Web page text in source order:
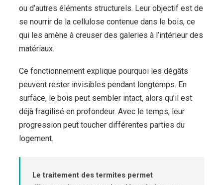
ou d’autres éléments structurels. Leur objectif est de
se nourrir de la cellulose contenue dans le bois, ce
qui les amène à creuser des galeries à l’intérieur des
matériaux.
Ce fonctionnement explique pourquoi les dégâts
peuvent rester invisibles pendant longtemps. En
surface, le bois peut sembler intact, alors qu’il est
déjà fragilisé en profondeur. Avec le temps, leur
progression peut toucher différentes parties du
logement.
Le traitement des termites permet